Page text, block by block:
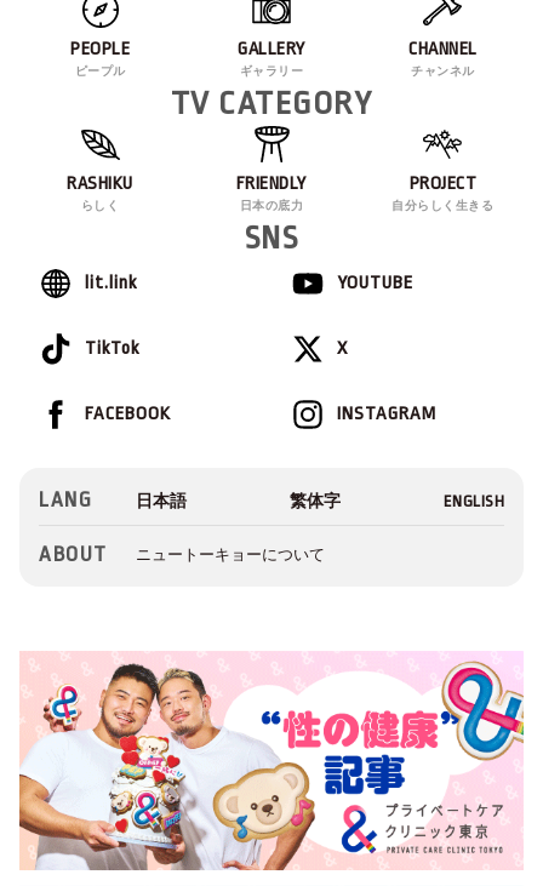
PEOPLE
ピープル
GALLERY
ギャラリー
CHANNEL
チャンネル
TV CATEGORY
RASHIKU
らしく
FRIENDLY
日本の底力
PROJECT
自分らしく生きる
SNS
lit.link YOUTUBE
TikTok X
INSTAGRAM
FACEBOOK
LANG
ABOUT ニュートーキョーについて